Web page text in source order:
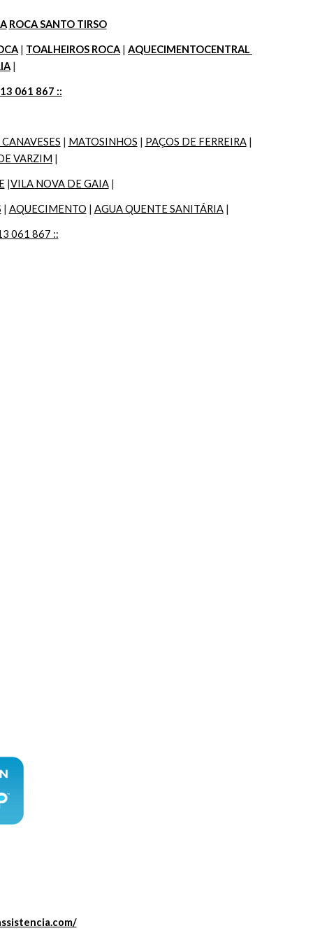
ROCA SANTO TIRSO
| TOALHEIROS ROCA | AQUECIMENTOCENTRAL
|
061 867 ::
| MATOSINHOS | PAÇOS DE FERREIRA
VARZIM |
|VILA NOVA DE GAIA |
| AQUECIMENTO | AGUA QUENTE SANITÁRIA |
061 867 ::